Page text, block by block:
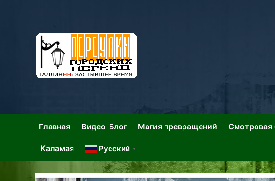
Таллин:
Главная Видео-Блог Магия превращений Смотровая
Каламая Русский ▼